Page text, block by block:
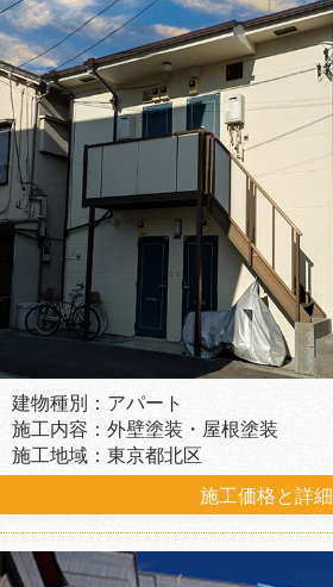
建物種別：アパート
施工内容：外壁塗装・屋根塗装
施工地域：東京都北区
施工価格と詳細